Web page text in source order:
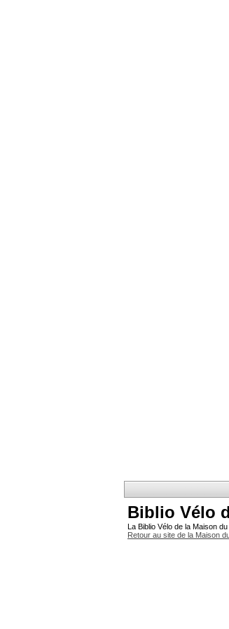
Biblio Vélo
La Biblio Vélo de la Maison
Retour au site de la Maison